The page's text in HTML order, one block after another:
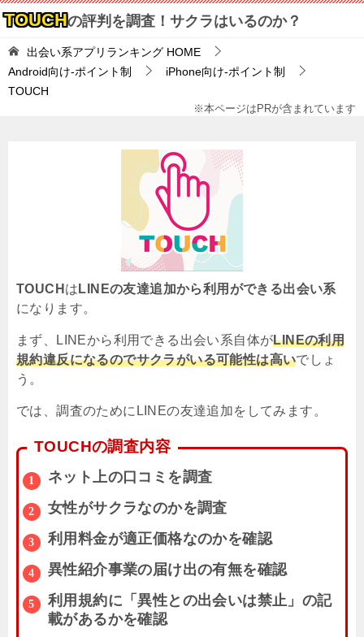
TOUCHの評判を調査！サクラはいるのか？
出会い系アプリランキング HOME
Android向け-ポイント制
iPhone向け-ポイント制
TOUCH
※本ページはPRが含まれています
TOUCH は LINEの友達追加から利用ができる出会い系
になります。
まず、LINEから利用できる出会い系自体がLINEの利用
規約違反になるのでサクラがいる可能性は高いでしょ
う。
では、調査のためにLINEの友達追加をしてみます。
TOUCHの調査内容
ネット上の口コミを調査
女性がサクラなのかを調査
利用料金が適正価格なのかを確認
異性紹介事業の届け出の有無を確認
利用規約に「異性との出会いは禁止」の記
載があるかを確認